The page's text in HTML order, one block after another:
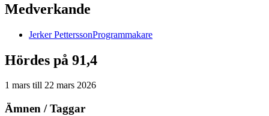
Medverkande
Jerker PetterssonProgrammakare
Hördes på 91,4
1 mars till 22 mars 2026
Ämnen / Taggar